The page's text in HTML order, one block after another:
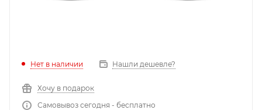
Нет в наличии Нашли дешевле?
Хочу в подарок
Самовывоз сегодня - бесплатно